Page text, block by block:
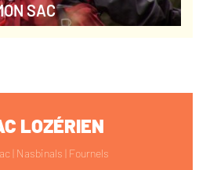
SAC
LOZÉRIEN
| Nasbinals | Fournels